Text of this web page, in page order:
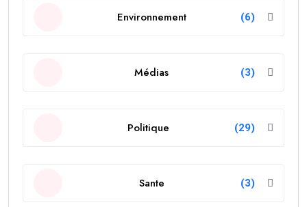
Environnement (6)
Médias (3)
Politique (29)
Sante (3)